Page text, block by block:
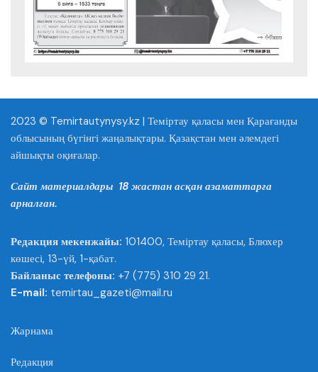
2023 © Temirtautynysy.kz | Теміртау қаласы мен Қарағанды
облысының бүгінгі жаңалықтары. Қазақстан мен әлемдегі
айшықты оқиғалар.
Сайт материалдары 18 жастан асқан азаматтарға
арналған.
Редакция мекенжайы: 101400, Теміртау қаласы, Блюхер
көшесі, 13-үй, 1-қабат.
Байланыс телефоны: +7 (775) 310 29 21.
E-mail: temirtau_gazeti@mail.ru
Жарнама
Редакция